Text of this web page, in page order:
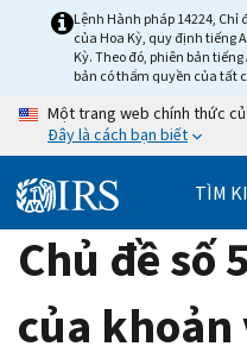
Lệnh Hành pháp 14224,
của Hoa Kỳ, quy định tiếng
Kỳ. Theo đó, phiên bản
bản có thẩm quyền của tất
Một trang web chính thức
Đây là cách bạn biết
TÌM
Chủ đề số
của